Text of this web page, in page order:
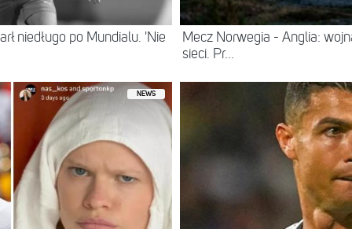
niedługo po Mundialu. 'Nie
Mecz Norwegia - Anglia:
sieci. Pr...
NEWS